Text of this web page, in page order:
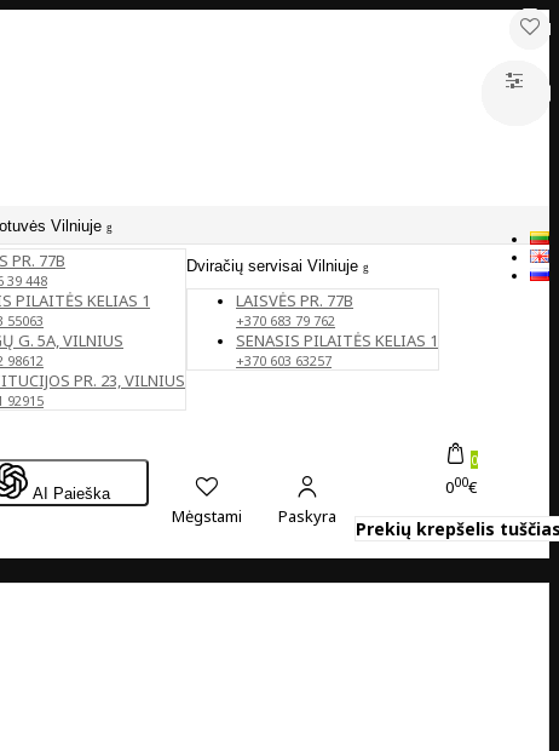
Vilniuje
PR. 77B
39 448
PILAITĖS KELIAS 1
55063
G. 5A, VILNIUS
98612
PR. 23, VILNIUS
92915
Dviračių servisai Vilniuje
LAISVĖS PR. 77B
+370 683 79 762
SENASIS PILAITĖS KELIAS 1
+370 603 63257
AI Paieška
Mėgstami Paskyra
0
000€
Prekių krepšelis